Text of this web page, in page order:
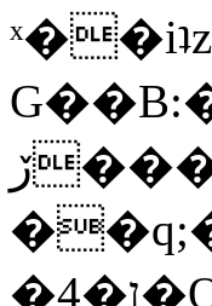
ڒ���n����%J^�}